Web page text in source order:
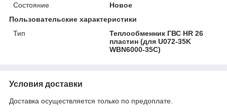
Состояние
Новое
Пользовательские характеристики
Тип
Теплообменник ГВС HR 26
пластин (для U072-35K
WBN6000-35C)
Условия доставки
Доставка осуществляется только по предоплате.